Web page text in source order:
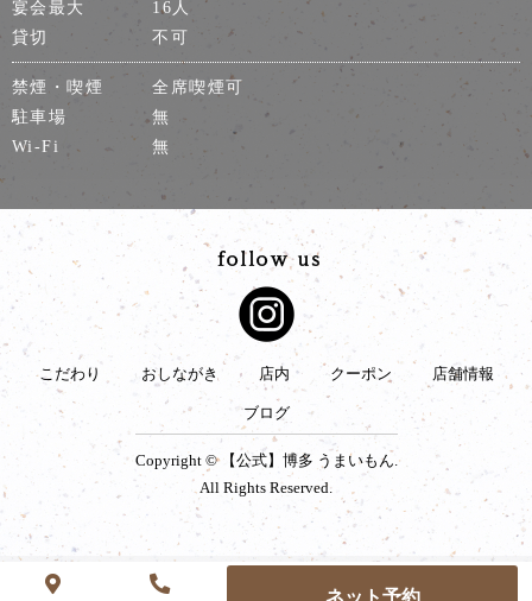
宴会最大
16人
貸切
不可
禁煙・喫煙
全席喫煙可
駐車場
無
Wi-Fi
無
こだわり おしながき 店内 クーポン 店舗情報
ブログ
Copyright © 【公式】博多 うまいもん.
All Rights Reserved.
ネット予約